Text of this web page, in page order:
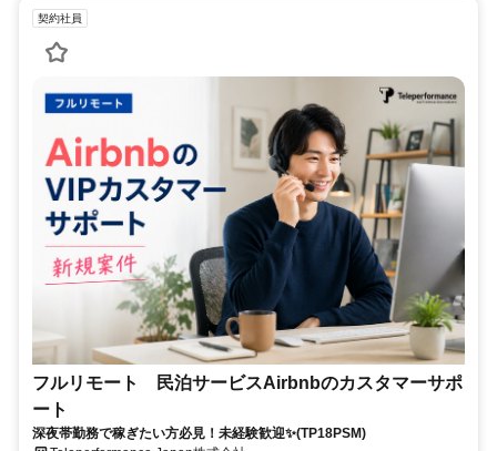
契約社員
フルリモート 民泊サービスAirbnbのカスタマーサポ
ート
深夜帯勤務で稼ぎたい方必見！未経験歓迎✨(TP18PSM)